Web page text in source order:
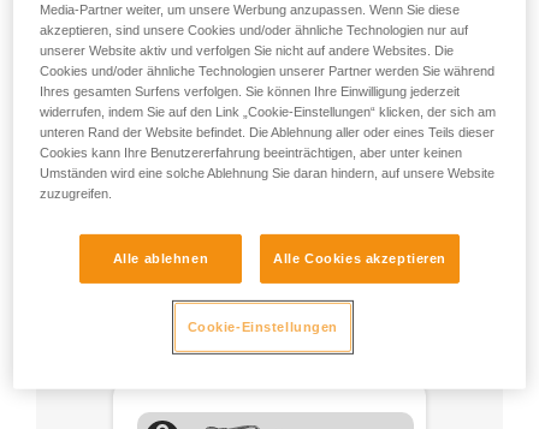
Manche Seilrollen weisen einen gewissen Abstand zwischen
der Laufrolle und den Seitenteilen auf, in dem eine dünne
Reepschnur sich bei einer schrägen Zugbelastung
verklemmen kann. Sie sind daher nicht mit Seilen mit
geringem Durchmesser kompatibel. Manche Seilrollen
können, von Ausnahmefällen abgesehen, mit Reepschnüren
mit geringem Durchmesser verwendet werden (siehe
untenstehende Tabelle). Je geringer der Durchmesser desto
Dies gilt insbesondere für Durchmesser von unter 5 mm.
Halten Sie sich immer an die in der Gebrauchsanleitung
und/oder vom Hersteller angegebenen Gebrauchs- und
Media-Partner weiter, um unsere Werbung anzupassen. Wenn Sie diese
akzeptieren, sind unsere Cookies und/oder ähnliche Technologien nur auf
unserer Website aktiv und verfolgen Sie nicht auf andere Websites. Die
Cookies und/oder ähnliche Technologien unserer Partner werden Sie während
Ihres gesamten Surfens verfolgen. Sie können Ihre Einwilligung jederzeit
widerrufen, indem Sie auf den Link „Cookie-Einstellungen“ klicken, der sich am
unteren Rand der Website befindet. Die Ablehnung aller oder eines Teils dieser
Cookies kann Ihre Benutzererfahrung beeinträchtigen, aber unter keinen
Umständen wird eine solche Ablehnung Sie daran hindern, auf unsere Website
zuzugreifen.
Alle ablehnen Alle Cookies akzeptieren
Cookie-Einstellungen